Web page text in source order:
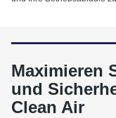
Maximieren
und
Clean Air